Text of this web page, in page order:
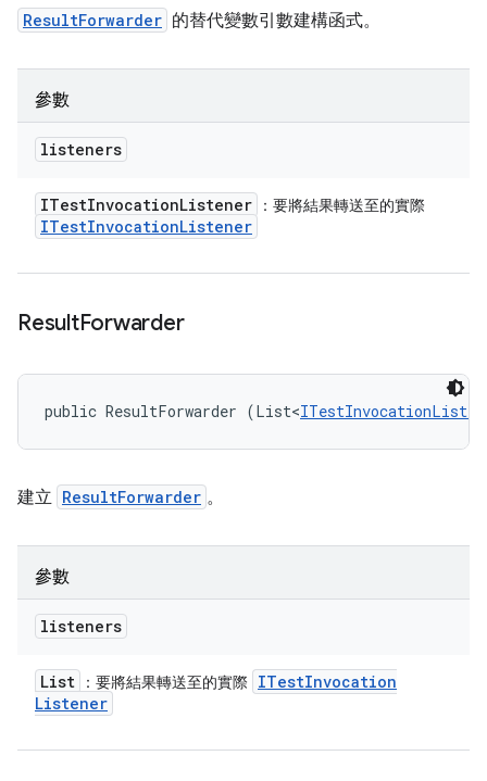
ResultForwarder 的替代變數引數建構函式。
參數
listeners
ITestInvocationListener ：要將結果轉送至的實際
ITestInvocationListener
ResultForwarder
public ResultForwarder (List<
建立 ResultForwarder 。
參數
listeners
List ：要將結果轉送至的實際 ITestInvocation
Listener